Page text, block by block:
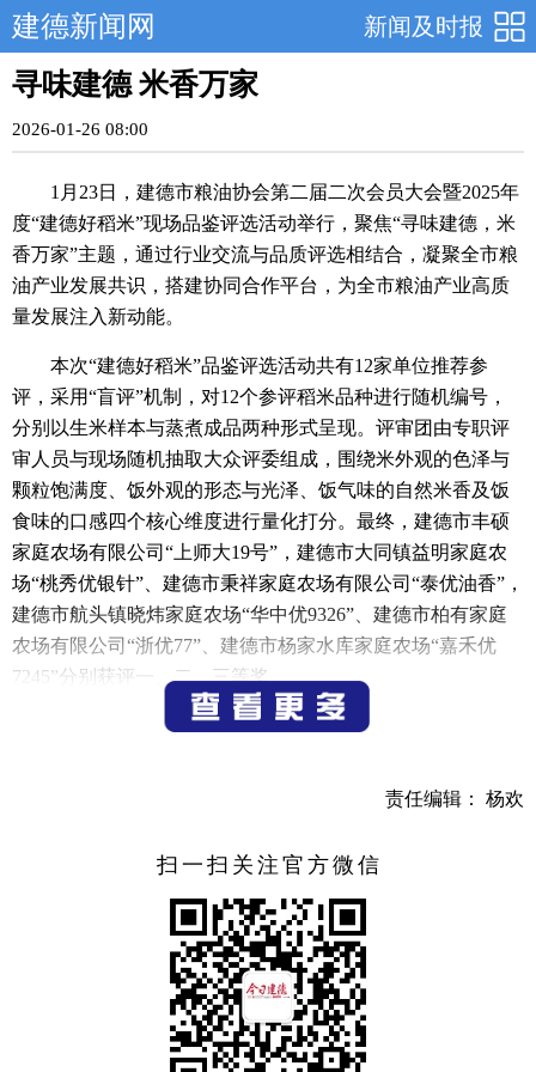
新闻及时报
建德新闻网
寻味建德 米香万家
2026-01-26 08:00
1月23日，建德市粮油协会第二届二次会员大会暨2025年
度“建德好稻米”现场品鉴评选活动举行，聚焦“寻味建德，米
香万家”主题，通过行业交流与品质评选相结合，凝聚全市粮
油产业发展共识，搭建协同合作平台，为全市粮油产业高质
量发展注入新动能。
本次“建德好稻米”品鉴评选活动共有12家单位推荐参
评，采用“盲评”机制，对12个参评稻米品种进行随机编号，
分别以生米样本与蒸煮成品两种形式呈现。评审团由专职评
审人员与现场随机抽取大众评委组成，围绕米外观的色泽与
颗粒饱满度、饭外观的形态与光泽、饭气味的自然米香及饭
食味的口感四个核心维度进行量化打分。最终，建德市丰硕
家庭农场有限公司“上师大19号”，建德市大同镇益明家庭农
场“桃秀优银针”、建德市秉祥家庭农场有限公司“泰优油香”，
建德市航头镇晓炜家庭农场“华中优9326”、建德市柏有家庭
农场有限公司“浙优77”、建德市杨家水库家庭农场“嘉禾优
7245”分别获评一、二、三等奖。
会议还审议了协会2025年度工作报告、财务报告及2026
责任编辑： 杨欢
扫一扫关注官方微信